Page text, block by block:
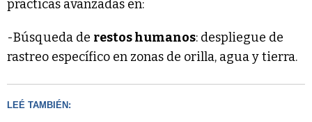
prácticas avanzadas en:
-Búsqueda de restos humanos: despliegue de
rastreo específico en zonas de orilla, agua y tierra.
LEÉ TAMBIÉN: